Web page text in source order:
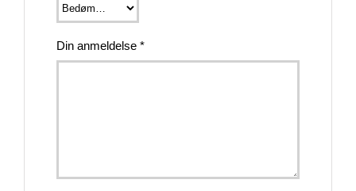
Din anmeldelse *